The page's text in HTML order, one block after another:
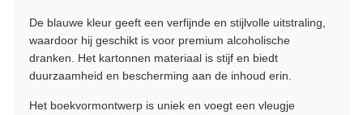
De blauwe kleur geeft een verfijnde en stijlvolle uitstraling,
waardoor hij geschikt is voor premium alcoholische
dranken. Het kartonnen materiaal is stijf en biedt
duurzaamheid en bescherming aan de inhoud erin.
Het boekvormontwerp is uniek en voegt een vleugje